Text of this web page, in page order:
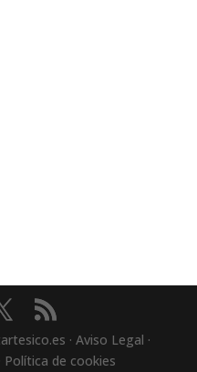
· Aviso Legal ·
Política de cookies